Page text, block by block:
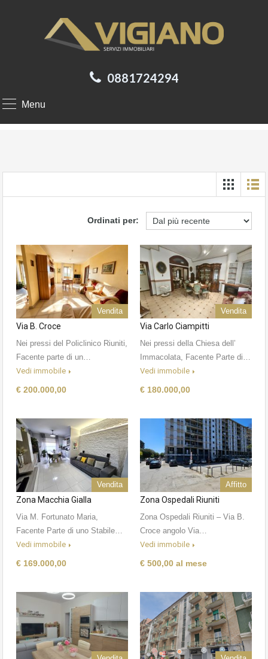
Menu
0881724294
Ordinati per:
Vendita
Via B. Croce
Nei pressi del Policlinico Riuniti,
Facente parte di un…
Vedi immobile
€ 200.000,00
Vendita
Via Carlo Ciampitti
Nei pressi della Chiesa dell’
Immacolata, Facente Parte di…
Vedi immobile
€ 180.000,00
Vendita
Zona Macchia Gialla
Via M. Fortunato Maria,
Facente Parte di uno Stabile…
Vedi immobile
€ 169.000,00
Affitto
Zona Ospedali Riuniti
Zona Ospedali Riuniti – Via B.
Croce angolo Via…
Vedi immobile
€ 500,00 al mese